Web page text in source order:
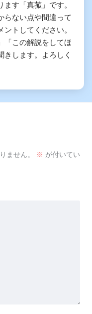
す「真菰」です。
らない点や間違って
トしてください。
「この解説をしてほ
きします。よろしく
ません。 ※ が付いてい